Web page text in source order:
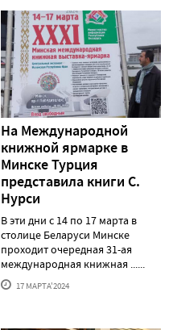
На Международной
книжной ярмарке в
Минске Турция
представила книги С.
Нурси
В эти дни с 14 по 17 марта в
столице Беларуси Минске
проходит очередная 31-ая
международная книжная ......
17 МАРТА'2024